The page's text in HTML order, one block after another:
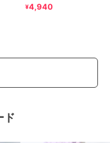
乾/UVカット/イージーケア］
¥4,940
ド